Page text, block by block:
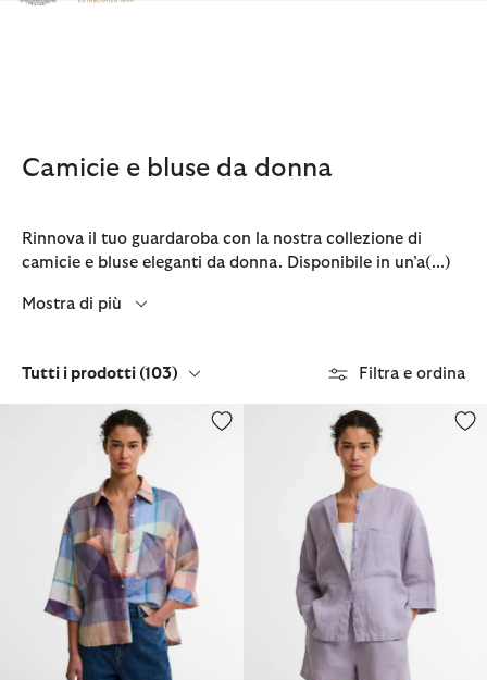
Clicca per visualizzare la nostra Dichiarazione di Accessibilità
Camicie e bluse da donna
Rinnova il tuo guardaroba con la nostra collezione di
camicie e bluse eleganti da donna. Disponibile in un’a(...)
Mostra di più
Tutti i prodotti (103) Filtra e ordina
Camicia Amelie Camicia Selena